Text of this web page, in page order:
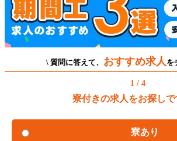
\ 質問に答えて、 おすすめ求人 を
1 / 4
寮付きの求人をお探しで
寮あり